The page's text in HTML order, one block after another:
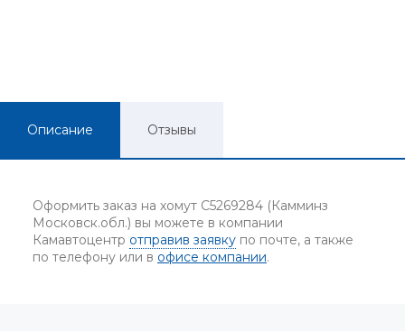
Описание Отзывы
Оформить заказ на хомут C5269284 (Камминз
Московск.обл.) вы можете в компании
Камавтоцентр отправив заявку по почте, а также
по телефону или в офисе компании.